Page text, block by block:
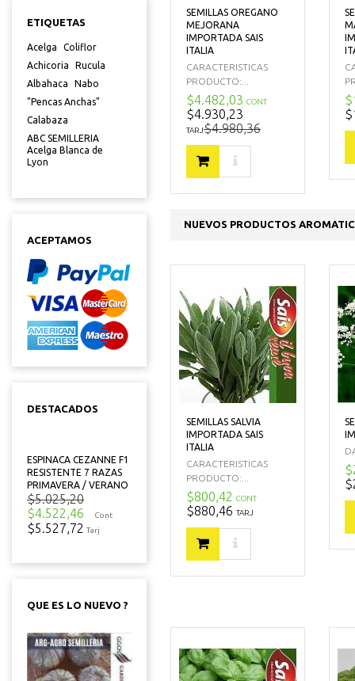
ETIQUETAS
Acelga
Coliflor
Achicoria
Rucula
Albahaca
Nabo
"Pencas Anchas"
Calabaza
ABC SEMILLERIA
Acelga Blanca de
Lyon
ACEPTAMOS
DESTACADOS
ESPINACA CEZANNE F1
RESISTENTE 7 RAZAS
PRIMAVERA / VERANO
$5.025,20
$4.522,46
Cont
$5.527,72 Tarj
QUE ES LO NUEVO ?
SEMILLAS OREGANO
MEJORANA
IMPORTADA SAIS
ITALIA
CARACTERISTICAS
PRODUCTO:...
$4.482,03 CONT
$4.930,23
TARJ$4.980,36
NUEVOS PRODUCTOS
SEMILLAS SALVIA
IMPORTADA SAIS
ITALIA
CARACTERISTICAS
PRODUCTO:...
$800,42 CONT
$880,46 TARJ